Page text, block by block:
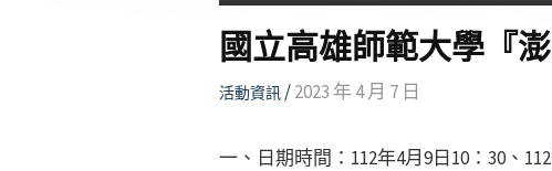
國立高雄師範大學『
活動資訊/2023 年 4 月 7 日
一、日期時間：112年4月9日10：30、